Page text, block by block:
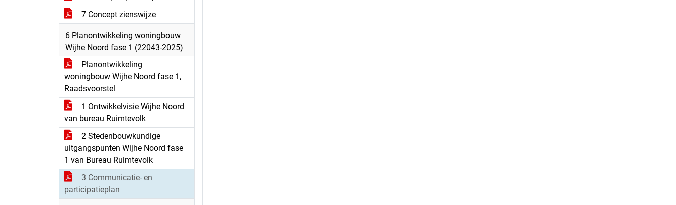
7 Concept zienswijze
6 Planontwikkeling woningbouw
Wijhe Noord fase 1 (22043-2025)
Planontwikkeling
woningbouw Wijhe Noord fase 1,
Raadsvoorstel
1 Ontwikkelvisie Wijhe Noord
van bureau Ruimtevolk
2 Stedenbouwkundige
uitgangspunten Wijhe Noord fase
1 van Bureau Ruimtevolk
3 Communicatie- en
participatieplan